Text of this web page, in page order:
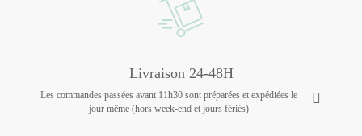
Livraison 24-48H
Les commandes passées avant 11h30 sont préparées et expédiées le
jour même (hors week-end et jours fériés)